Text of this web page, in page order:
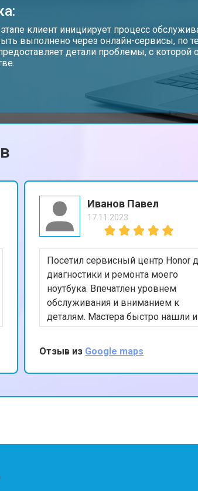
от 60
от
от 50
от 50
от 70
от 70
от 50
клиент инициирует процесс
выполнено через онлайн-сервисы, по
детали проблемы, с
Иванов Павел
17.11.2023
Посетил сервисный центр Honor
диагностики и ремонта моего
ноутбука. Впечатлен уровнем
обслуживания и вниманием к
деталям. Мастера быстро нашли и
устранили проблему, а также
предоставили полезные советы по
уходу за устройством. Ценю ваш
профессионализм и рекомендую
Отзыв из Google maps